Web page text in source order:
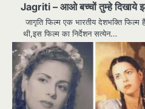
Jagriti – आओ बच्चों तुम्हे दिखाये
जागृति फिल्म एक भारतीय देशभक्ति फिल्म
थी,इस फिल्म का निर्देशन सत्येन…